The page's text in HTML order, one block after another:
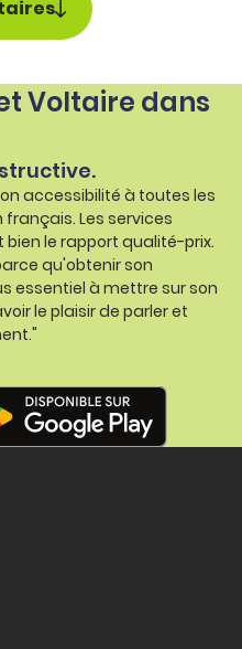
Voltaire dans
accessibilité à toutes les
Les services
le rapport qualité-prix.
qu'obtenir son
essentiel à mettre sur son
le plaisir de parler et